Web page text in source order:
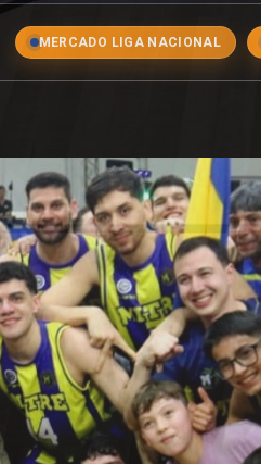
MERCADO LIGA NACIONAL